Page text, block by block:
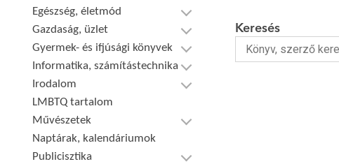
Egészség, életmód
Gazdaság, üzlet
Gyermek- és ifjúsági könyvek
Informatika, számítástechnika
Irodalom
LMBTQ tartalom
Művészetek
Naptárak, kalendáriumok
Publicisztika
Keresés